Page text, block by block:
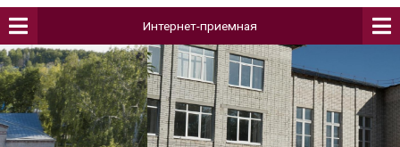
Интернет-приемная